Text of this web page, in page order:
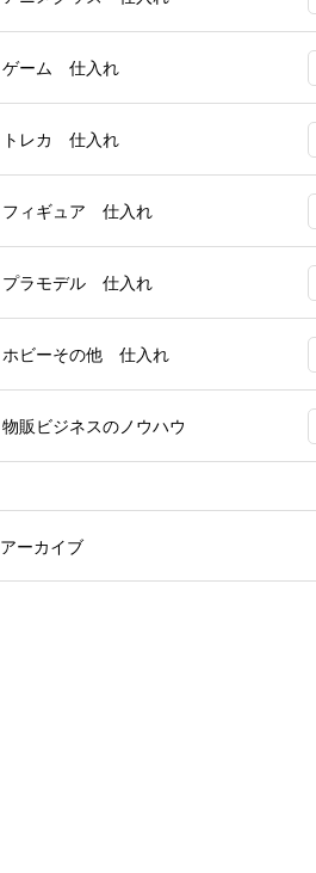
ゲーム 仕入れ
トレカ 仕入れ
フィギュア 仕入れ
プラモデル 仕入れ
ホビーその他 仕入れ
物販ビジネスのノウハウ
アーカイブ